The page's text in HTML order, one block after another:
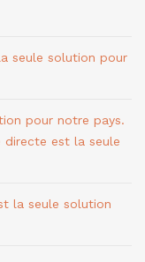
seule solution pour
pour notre pays.
directe est la seule
la seule solution